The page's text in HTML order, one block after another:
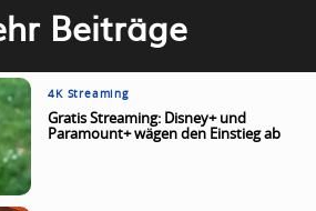
Beiträge
4K Streaming
Gratis Streaming: Disney+ und
Paramount+ wägen den Einstieg ab